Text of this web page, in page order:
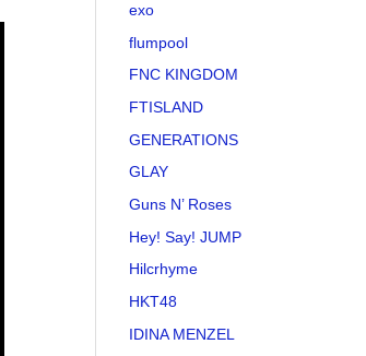
exo
flumpool
FNC KINGDOM
FTISLAND
GENERATIONS
GLAY
Guns N’ Roses
Hey! Say! JUMP
Hilcrhyme
HKT48
IDINA MENZEL